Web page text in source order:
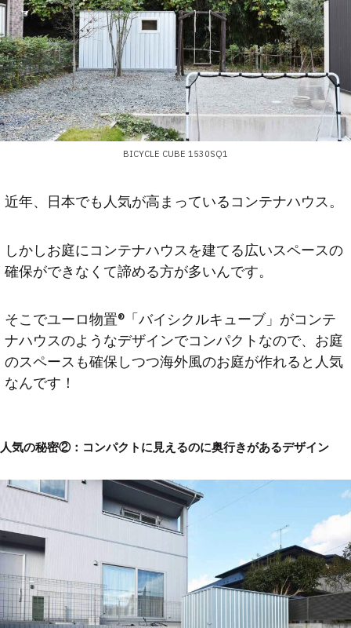
BICYCLE CUBE 1530SQ1
近年、日本でも人気が高まっているコンテナハウス。
しかしお庭にコンテナハウスを建てる広いスペースの
確保ができなくて諦める方が多いんです。
そこでユーロ物置®「バイシクルキューブ」がコンテ
ナハウスのようなデザインでコンパクトなので、お庭
のスペースも確保しつつ海外風のお庭が作れると人気
なんです！
人気の秘密②：コンパクトに見えるのに奥行きがあるデザイン